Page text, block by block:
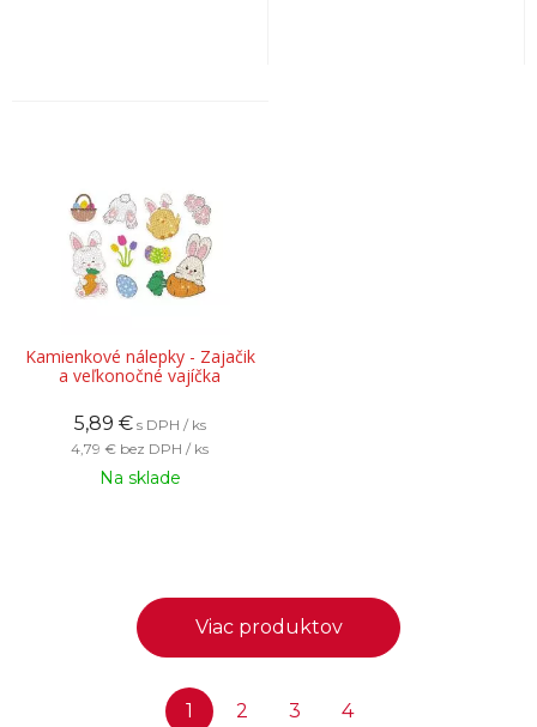
Kamienkové nálepky - Zajačik
a veľkonočné vajíčka
5,89 € s DPH / ks
4,79 € bez DPH / ks
Na sklade
Viac produktov
1 2 3 4